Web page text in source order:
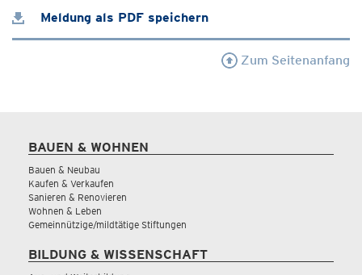
Meldung als PDF speichern
Zum Seitenanfang
BAUEN & WOHNEN
Bauen & Neubau
Kaufen & Verkaufen
Sanieren & Renovieren
Wohnen & Leben
Gemeinnützige/mildtätige Stiftungen
BILDUNG & WISSENSCHAFT